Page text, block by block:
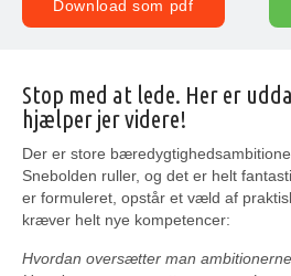
Download som pdf
Stop med at lede. Her er
hjælper jer videre!
Der er store
Snebolden ruller, og det er helt
er formuleret, opstår et væld af
kræver helt nye kompetencer:
Hvordan oversætter man